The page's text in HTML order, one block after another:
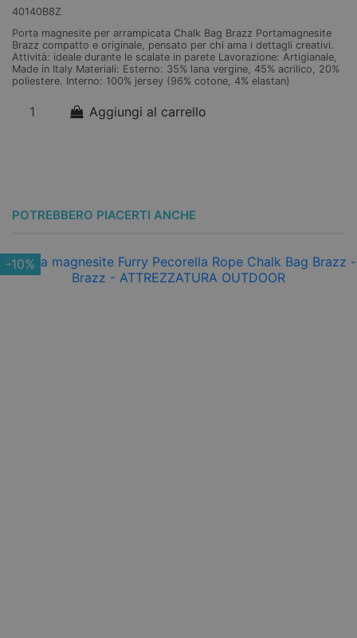
40140B8Z
Porta magnesite per arrampicata Chalk Bag Brazz Portamagnesite
Brazz compatto e originale, pensato per chi ama i dettagli creativi.
Attività: ideale durante le scalate in parete Lavorazione: Artigianale,
Made in Italy Materiali: Esterno: 35% lana vergine, 45% acrilico, 20%
poliestere. Interno: 100% jersey (96% cotone, 4% elastan)
Aggiungi al carrello
POTREBBERO PIACERTI ANCHE
-10%